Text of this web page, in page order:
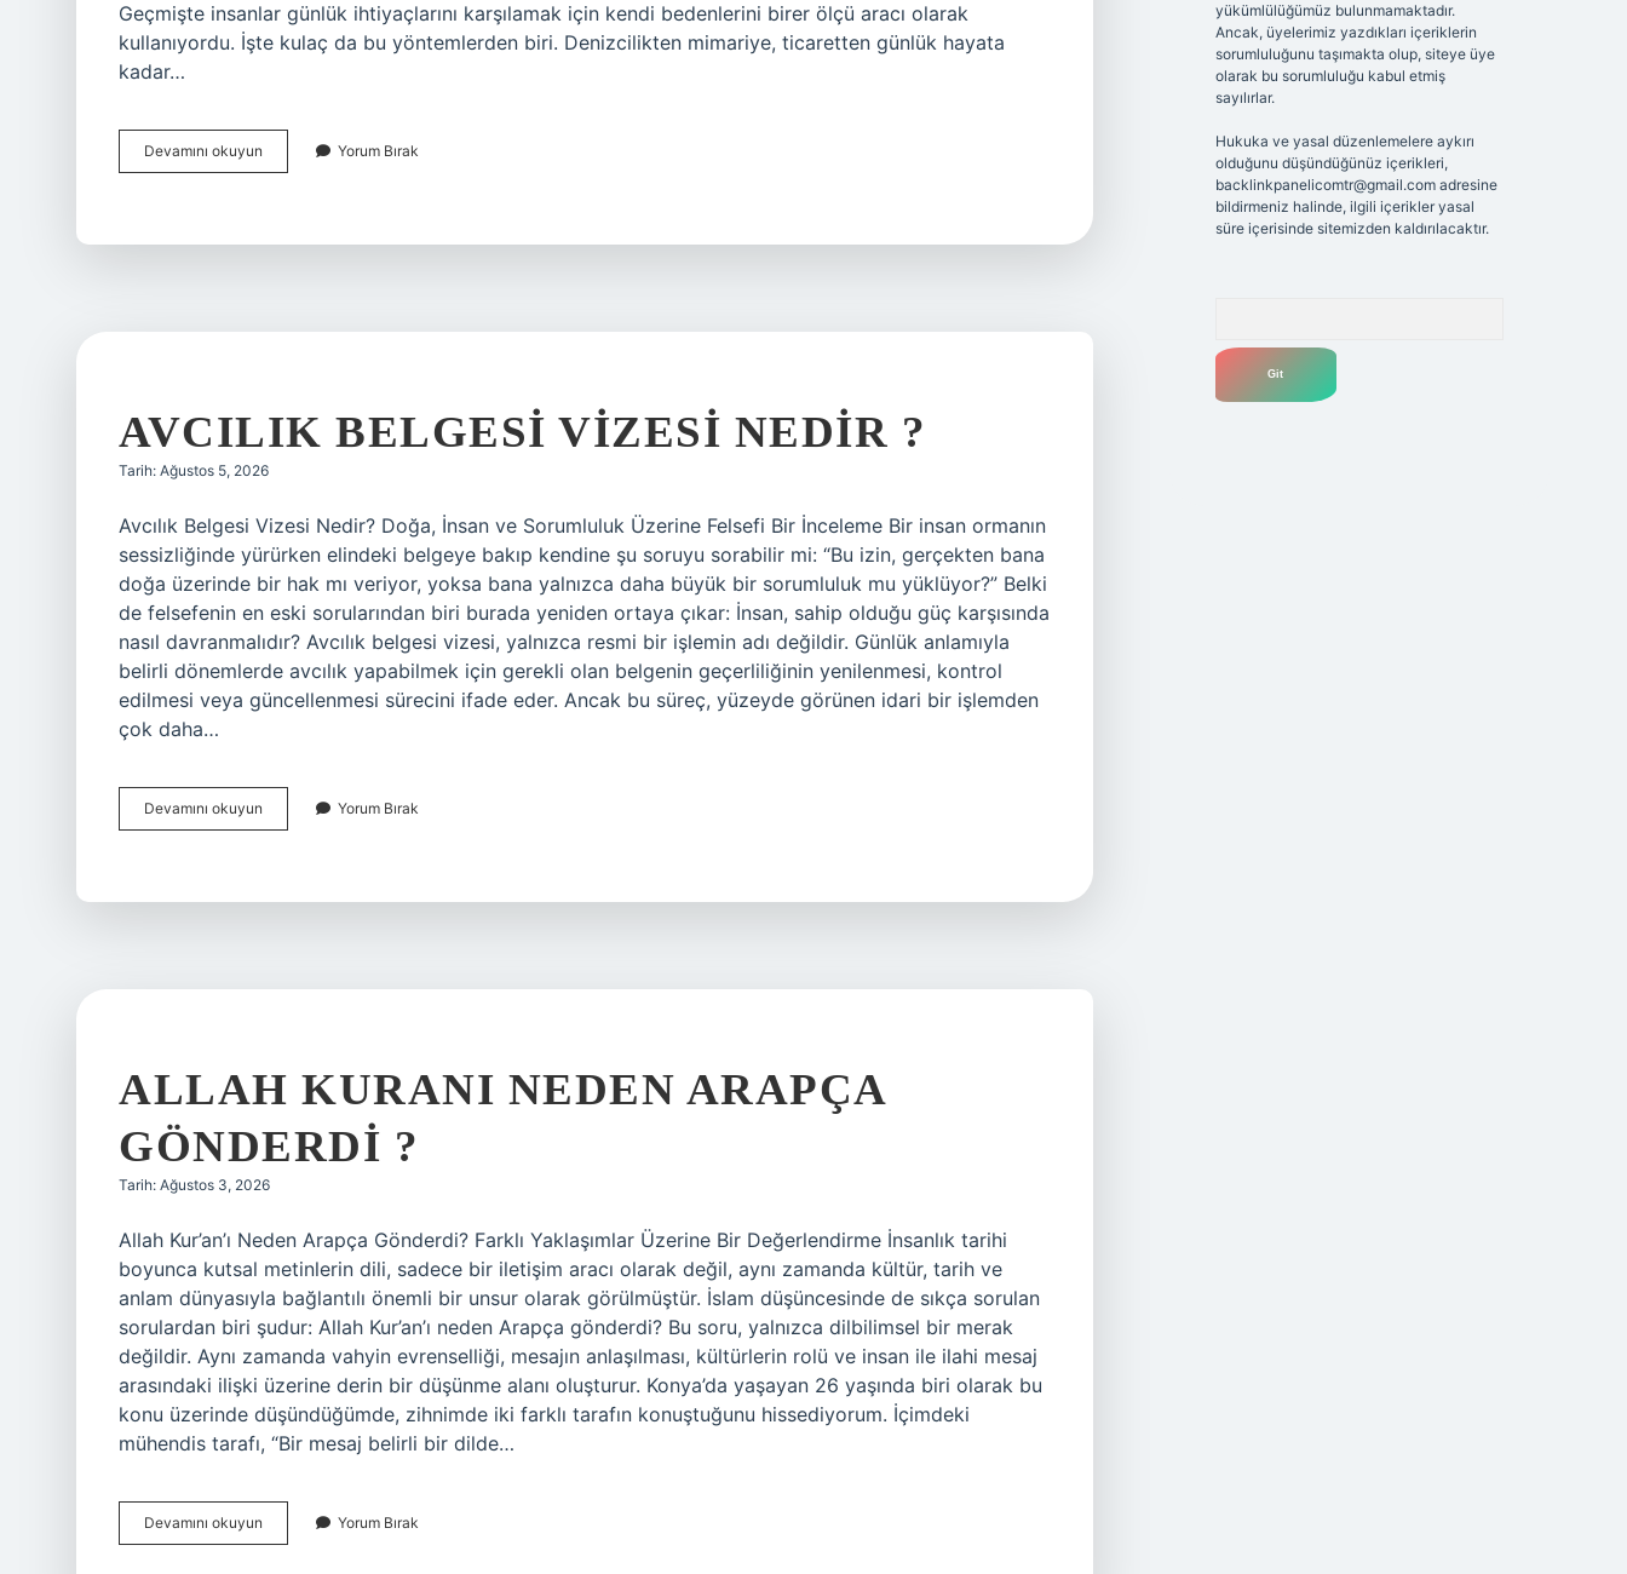
Geçmişte insanlar günlük ihtiyaçlarını karşılamak için kendi bedenlerini birer ölçü aracı olarak
kullanıyordu. İşte kulaç da bu yöntemlerden biri. Denizcilikten mimariye, ticaretten günlük hayata
kadar…
Devamını okuyun
nasıl
Yorum Bırak
AVCILIK BELGESI VIZESI NEDIR ?
Tarih: Ağustos 5, 2026
Avcılık Belgesi Vizesi Nedir? Doğa, İnsan ve Sorumluluk Üzerine Felsefi Bir İnceleme Bir insan ormanın
sessizliğinde yürürken elindeki belgeye bakıp kendine şu soruyu sorabilir mi: “Bu izin, gerçekten bana
doğa üzerinde bir hak mı veriyor, yoksa bana yalnızca daha büyük bir sorumluluk mu yüklüyor?” Belki
de felsefenin en eski sorularından biri burada yeniden ortaya çıkar: İnsan, sahip olduğu güç karşısında
nasıl davranmalıdır? Avcılık belgesi vizesi, yalnızca resmi bir işlemin adı değildir. Günlük anlamıyla
belirli dönemlerde avcılık yapabilmek için gerekli olan belgenin geçerliliğinin yenilenmesi, kontrol
edilmesi veya güncellenmesi sürecini ifade eder. Ancak bu süreç, yüzeyde görünen idari bir işlemden
çok daha…
Devamını okuyun
belgesi
Yorum Bırak
ALLAH KURANI NEDEN ARAPÇA
GÖNDERDI ?
Tarih: Ağustos 3, 2026
Allah Kur’an’ı Neden Arapça Gönderdi? Farklı Yaklaşımlar Üzerine Bir Değerlendirme İnsanlık tarihi
boyunca kutsal metinlerin dili, sadece bir iletişim aracı olarak değil, aynı zamanda kültür, tarih ve
anlam dünyasıyla bağlantılı önemli bir unsur olarak görülmüştür. İslam düşüncesinde de sıkça sorulan
sorulardan biri şudur: Allah Kur’an’ı neden Arapça gönderdi? Bu soru, yalnızca dilbilimsel bir merak
değildir. Aynı zamanda vahyin evrenselliği, mesajın anlaşılması, kültürlerin rolü ve insan ile ilahi mesaj
arasındaki ilişki üzerine derin bir düşünme alanı oluşturur. Konya’da yaşayan 26 yaşında biri olarak bu
konu üzerinde düşündüğümde, zihnimde iki farklı tarafın konuştuğunu hissediyorum. İçimdeki
mühendis tarafı, “Bir mesaj belirli bir dilde…
Devamını okuyun
Kuranı
Yorum Bırak
yükümlülüğümüz bulunmamaktadır.
Ancak, üyelerimiz yazdıkları içeriklerin
sorumluluğunu taşımakta olup, siteye üye
olarak bu sorumluluğu kabul etmiş
sayılırlar.
Hukuka ve yasal düzenlemelere aykırı
olduğunu düşündüğünüz içerikleri,
backlinkpanelicomtr@gmail.comadresine
bildirmeniz halinde, ilgili içerikler yasal
süre içerisinde sitemizden kaldırılacaktır.